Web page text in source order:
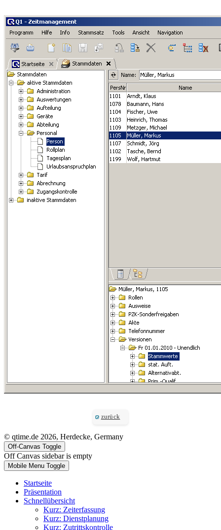
zurück
© qtime.de 2026, Herdecke, Germany
Off-Canvas Toggle
Off Canvas sidebar is empty
Mobile Menu Toggle
Startseite
Präsentation
Schnellübersicht
Kurz: Zeiterfassung
Kurz: Dienstplanung
Kurz: Zutrittskontrolle